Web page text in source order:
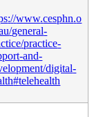
://www.cesphn.o
/general-
/practice-
-and-
/digital-
#telehealth